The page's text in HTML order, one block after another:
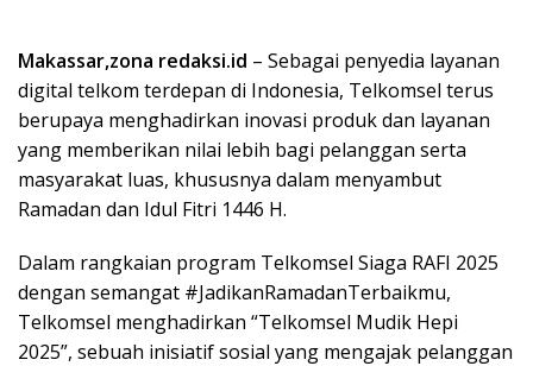
Makassar,zona redaksi.id – Sebagai penyedia layanan
digital telkom terdepan di Indonesia, Telkomsel terus
berupaya menghadirkan inovasi produk dan layanan
yang memberikan nilai lebih bagi pelanggan serta
masyarakat luas, khususnya dalam menyambut
Ramadan dan Idul Fitri 1446 H.
Dalam rangkaian program Telkomsel Siaga RAFI 2025
dengan semangat #JadikanRamadanTerbaikmu,
Telkomsel menghadirkan “Telkomsel Mudik Hepi
2025”, sebuah inisiatif sosial yang mengajak pelanggan